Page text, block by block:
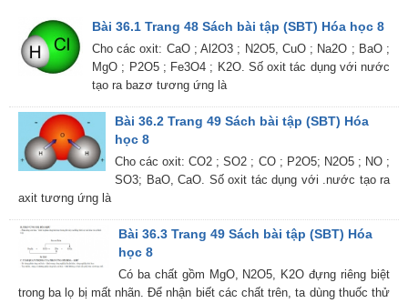
Bài 36.1 Trang 48 Sách bài tập (SBT) Hóa học 8
Cho các oxit: CaO ; Al2O3 ; N2O5, CuO ; Na2O ; BaO ;
MgO ; P2O5 ; Fe3O4 ; K2O. Số oxit tác dụng với nước
tạo ra bazơ tương ứng là
Bài 36.2 Trang 49 Sách bài tập (SBT) Hóa
học 8
Cho các oxit: CO2 ; SO2 ; CO ; P2O5; N2O5 ; NO ;
SO3; BaO, CaO. Số oxit tác dụng với .nước tạo ra
axit tương ứng là
Bài 36.3 Trang 49 Sách bài tập (SBT) Hóa
học 8
Có ba chất gồm MgO, N2O5, K2O đựng riêng biệt
trong ba lọ bị mất nhãn. Để nhận biết các chất trên, ta dùng thuốc thử